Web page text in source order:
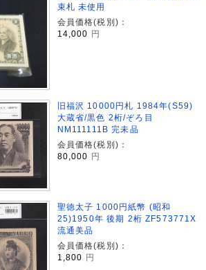
束札 未使用
会員価格(税別)：
14,000 円
旧福沢 10000円札 1984年(S59)
大蔵省/黒色 2桁/ぞろ目
NM111111B 完未品
会員価格(税別)：
80,000
円
聖徳太子 1000円紙幣 (昭和
25)1950年 後期 2桁 ZF573771X
流通美品
会員価格(税別)：
1,800 円